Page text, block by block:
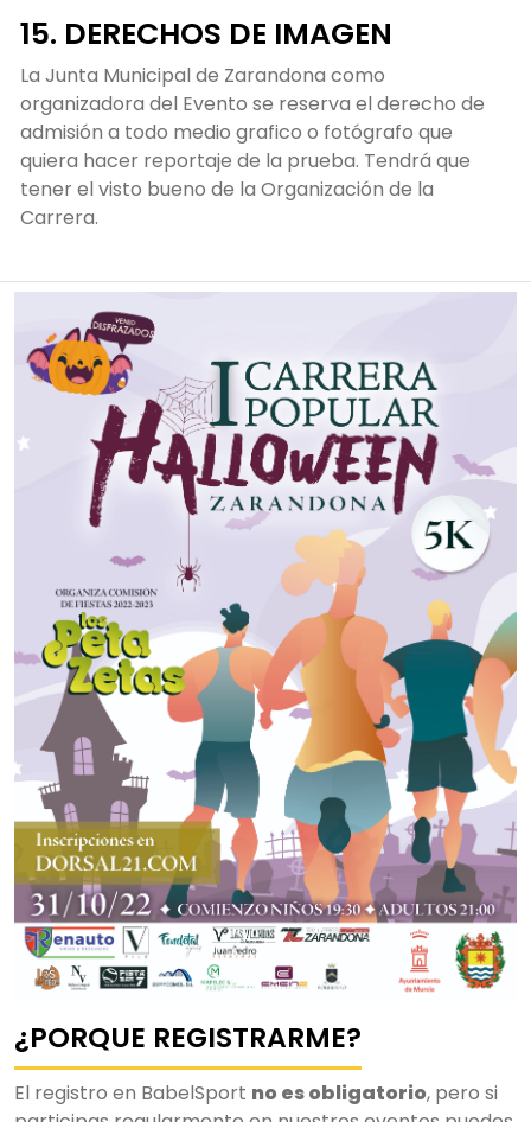
15. DERECHOS DE IMAGEN
La Junta Municipal de Zarandona como
organizadora del Evento se reserva el derecho de
admisión a todo medio grafico o fotógrafo que
quiera hacer reportaje de la prueba. Tendrá que
tener el visto bueno de la Organización de la
Carrera.
¿PORQUE REGISTRARME?
El registro en BabelSport no es obligatorio, pero si